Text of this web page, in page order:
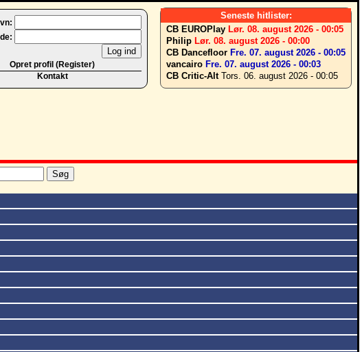
Seneste hitlister:
CB EUROPlay Lør. 08. august 2026 - 00:05
Philip Lør. 08. august 2026 - 00:00
CB Dancefloor Fre. 07. august 2026 - 00:05
vancairo Fre. 07. august 2026 - 00:03
CB Critic-AltTors. 06. august 2026 - 00:05
Opret profil (Register)
Kontakt